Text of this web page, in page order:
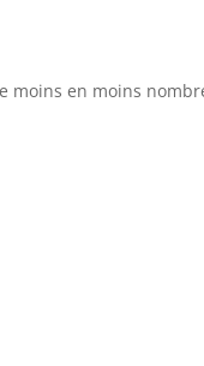
moins en moins